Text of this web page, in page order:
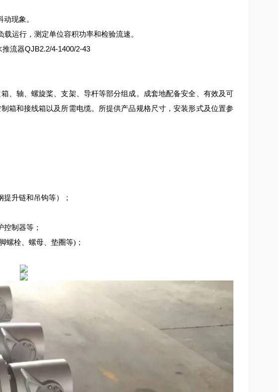
现象。
运行，测定单位容积功率和检验流速。
、轴、螺旋桨、支架、导杆等部分组成。成套地配备安全、有效及可
箱和接线箱以及所需电缆。所提供产品规格尺寸，安装形式及位置参
提升链和吊钩等）；
控制器等；
螺栓、螺母、垫圈等)；